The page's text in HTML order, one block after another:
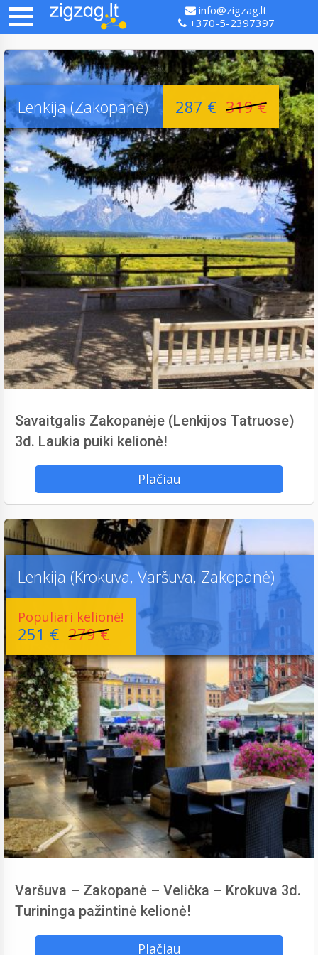
info@zigzag.lt
+370-5-2397397
Lenkija (Zakopanė) 287 € 319 €
Savaitgalis Zakopanėje (Lenkijos Tatruose)
3d. Laukia puiki kelionė!
Plačiau
Lenkija (Krokuva, Varšuva, Zakopanė)
Populiari kelionė!
251 € 279 €
Varšuva – Zakopanė – Velička – Krokuva 3d.
Turininga pažintinė kelionė!
Plačiau